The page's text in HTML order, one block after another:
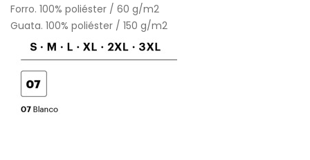
Forro. 100% poliéster / 60 g/m2
Guata. 100% poliéster / 150 g/m2